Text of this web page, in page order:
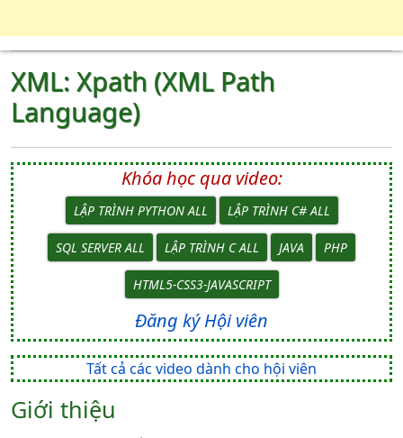
XML: Xpath (XML Path
Language)
Khóa học qua video:
LẬP TRÌNH PYTHON ALL LẬP TRÌNH C# ALL
SQL SERVER ALL LẬP TRÌNH C ALL JAVA PHP
HTML5-CSS3-JAVASCRIPT
Đăng ký Hội viên
Tất cả các video dành cho hội viên
Giới thiệu